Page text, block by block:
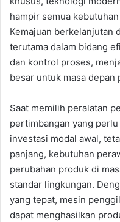
hampir semua
Kemajuan berkelanjutan
terutama dalam bidang
dan kontrol proses,
besar untuk masa depan
Saat memilih peralatan
pertimbangan yang
investasi modal awal,
panjang, kebutuhan
perubahan produk di
standar lingkungan.
yang tepat, mesin
dapat menghasilkan